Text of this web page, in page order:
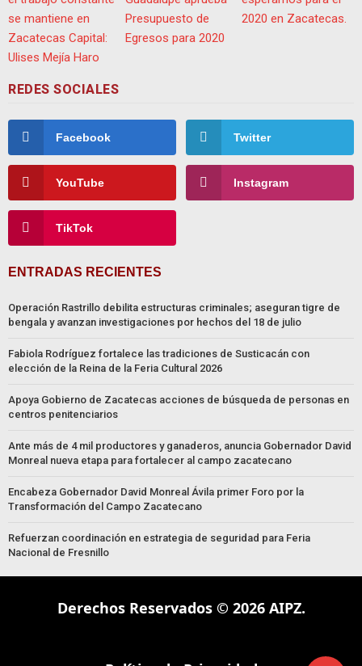
REDES SOCIALES
Facebook Twitter
YouTube Instagram
TikTok
ENTRADAS RECIENTES
Operación Rastrillo debilita estructuras criminales; aseguran tigre de
bengala y avanzan investigaciones por hechos del 18 de julio
Fabiola Rodríguez fortalece las tradiciones de Susticacán con
elección de la Reina de la Feria Cultural 2026
Apoya Gobierno de Zacatecas acciones de búsqueda de personas en
centros penitenciarios
Ante más de 4 mil productores y ganaderos, anuncia Gobernador David
Monreal nueva etapa para fortalecer al campo zacatecano
Encabeza Gobernador David Monreal Ávila primer Foro por la
Transformación del Campo Zacatecano
Refuerzan coordinación en estrategia de seguridad para Feria
Nacional de Fresnillo
Derechos Reservados © 2026 AIPZ.